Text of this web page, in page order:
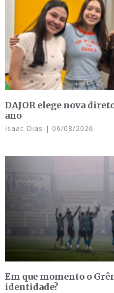
DAJOR elege nova
ano
Isaac Dias 06/08/2026
Em que momento o
identidade?